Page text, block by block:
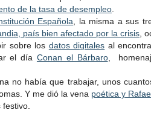
de la tasa de desempleo
Española , la misma a sus
país bien afectado por la crisis ,
sobre los datos digitales al
el día Conan el Bárbaro,
no había que trabajar, unos
Y me dió la vena poética y